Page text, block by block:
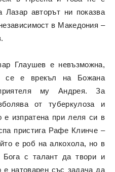
Лазар авторът ни показва
в Македония –
Глаушев е невъзможна,
се е врекъл на Божана
му Андрея. За
от туберкулоза и
е изпратена при леля си в
пристига Рафе Клинче –
е роб на алкохола, но в
с талант да твори и
е натоварен със задача да